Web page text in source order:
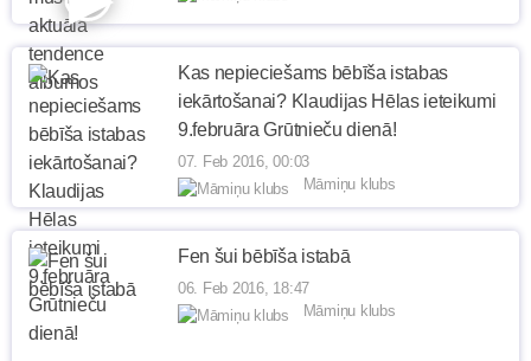
Kas nepieciešams bēbīša istabas
iekārtošanai? Klaudijas Hēlas ieteikumi
9.februāra Grūtnieču dienā!
07. Feb 2016, 00:03
Māmiņu klubs
Fen šui bēbīša istabā
06. Feb 2016, 18:47
Māmiņu klubs